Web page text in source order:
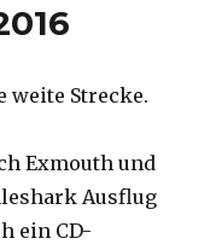
weite Strecke.
Exmouth und
Ausflug
ein CD-